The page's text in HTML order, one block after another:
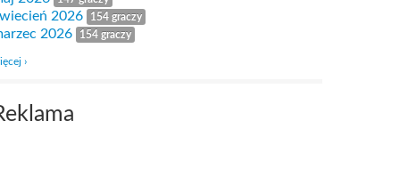
2026 154 graczy
2026 154 graczy
›